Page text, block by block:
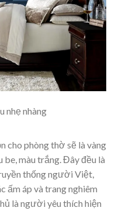
nhẹ nhàng
cho phòng thờ sẽ là vàng
be, màu trắng. Đây đều là
thống người Việt,
ấm áp và trang nghiêm
là người yêu thích hiện